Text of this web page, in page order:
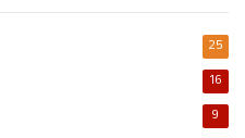
25
16
9